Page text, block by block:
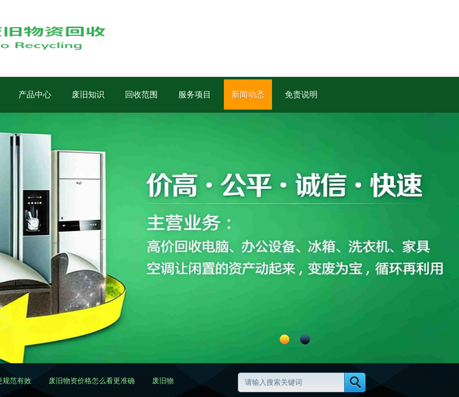
产品中心 废旧知识 回收范围 服务项目 新闻动态 免责说明
废旧物资价格怎么看更准确 废旧物资处置怎么做更规范 废旧物资清理怎么做更高效更规范 废旧物资分类怎么做更规范